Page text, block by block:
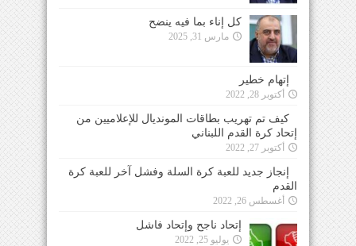
كل إناء بما فيه ينضح
مارس 31, 2025
إتهام خطير
أكتوبر 28, 2022
كيف تم تهريب بطاقات المونديال للإعلاميين من
إتحاد كرة القدم اللبناني
أكتوبر 27, 2022
إنجاز جديد للعبة كرة السلة وفشل آخر للعبة كرة
القدم
أغسطس 26, 2022
إتحاد ناجح وإتحاد فاشل
يوليو 25, 2022